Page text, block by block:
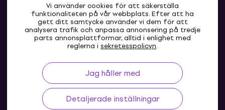
Vi använder cookies för att säkerställa
funktionaliteten på vår webbplats. Efter att ha
gett ditt samtycke använder vi dem för att
analysera trafik och anpassa annonsering på tredje
parts annonsplattformar, alltid i enlighet med
reglerna i sekretesspolicyn.
Jag håller med
Detaljerade inställningar
SE